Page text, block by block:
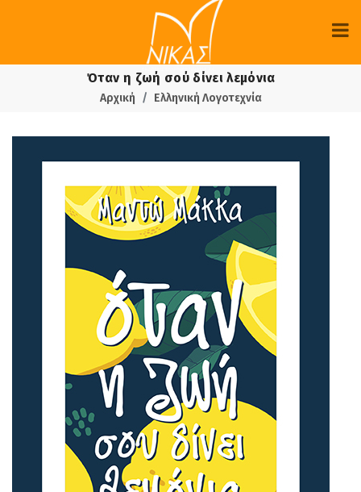
Όταν η ζωή σού δίνει λεµόνια
Αρχική Ελληνική Λογοτεχνία